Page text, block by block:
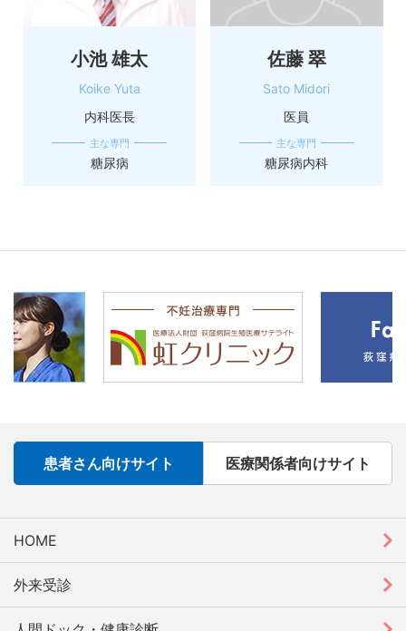
小池 雄太
Koike Yuta
内科医長
主な専門
糖尿病
佐藤 翠
Sato Midori
医員
主な専門
糖尿病内科
患者さん向けサイト 医療関係者向けサイト
HOME
外来受診